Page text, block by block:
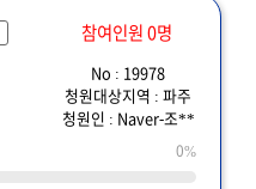
참여인원 0명
No : 19978
청원대상지역 : 파주
청원인 : Naver-조**
0%